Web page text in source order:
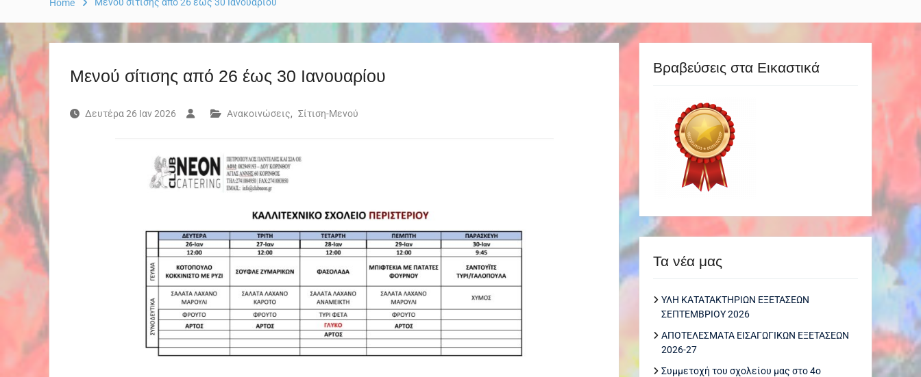
Home
Μενού σίτισης από 26 έως 30 Ιανουαρίου
Δευτέρα 26 Ιαν 2026 Ανακοινώσεις, Σίτιση-Μενού
Βραβεύσεις στα Εικαστικά
Τα νέα μας
ΥΛΗ ΚΑΤΑΤΑΚΤΗΡΙΩΝ ΕΞΕΤΑΣΕΩΝ
ΣΕΠΤΕΜΒΡΙΟΥ 2026
ΑΠΟΤΕΛΕΣΜΑΤΑ ΕΙΣΑΓΩΓΙΚΩΝ ΕΞΕΤΑΣΕΩΝ
2026-27
Συμμετοχή του σχολείου μας στο 4ο